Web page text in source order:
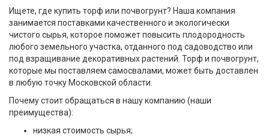
Ищете, где купить торф или почвогрунт? Наша компания
занимается поставками качественного и экологически
чистого сырья, которое поможет повысить плодородность
любого земельного участка, отданного под садоводство или
под взращивание декоративных растений. Торф и почвогрунт,
которые мы поставляем самосвалами, может быть доставлен
в любую точку Московской области.
Почему стоит обращаться в нашу компанию (наши
преимущества):
низкая стоимость сырья;